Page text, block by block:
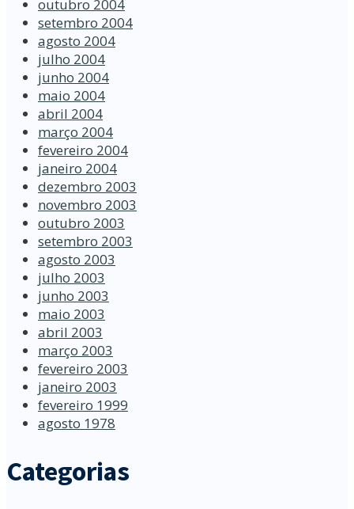
outubro 2004
setembro 2004
agosto 2004
julho 2004
junho 2004
maio 2004
abril 2004
março 2004
fevereiro 2004
janeiro 2004
dezembro 2003
novembro 2003
outubro 2003
setembro 2003
agosto 2003
julho 2003
junho 2003
maio 2003
abril 2003
março 2003
fevereiro 2003
janeiro 2003
fevereiro 1999
agosto 1978
Categorias